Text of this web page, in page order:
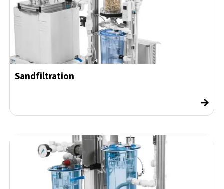
Sandfiltration
→